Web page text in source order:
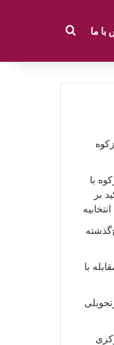
با ما جستجو برای
با
بر
با